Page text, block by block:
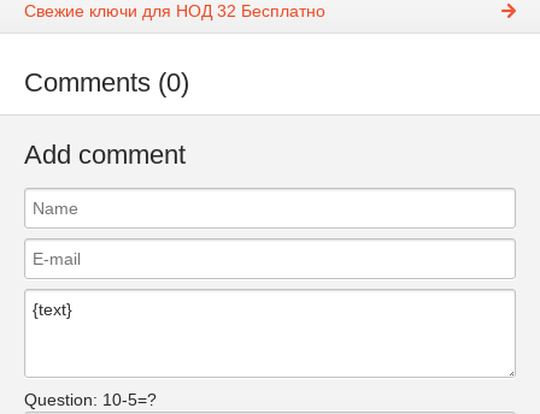
Свежие ключи для НОД 32 Бесплатно
Comments (0)
Add comment
Question: 10-5=?